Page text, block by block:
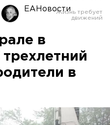
ЕАНовости
в
в